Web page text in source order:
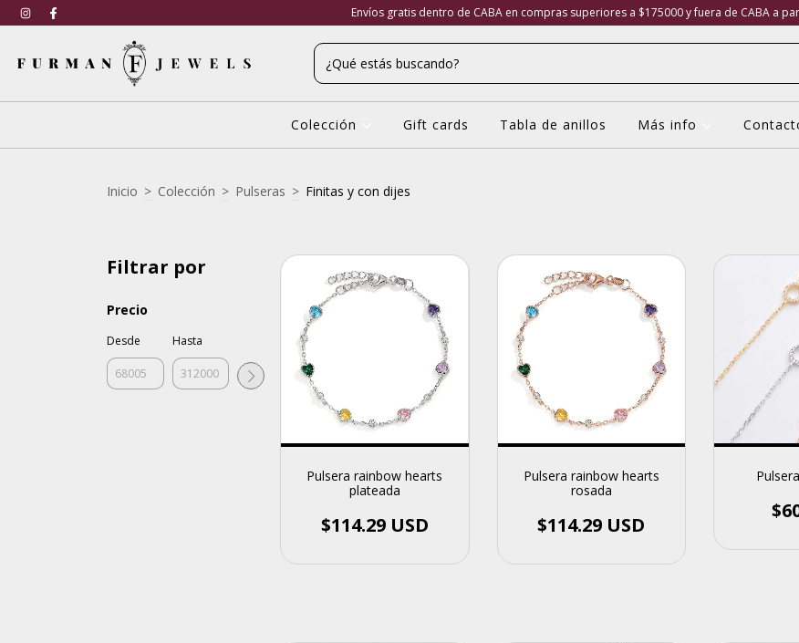
Envíos gratis dentro de CABA en compras superiores a $175000 y fuera de CABA a
Colección Gift cards Tabla de anillos Más info
Inicio > Colección > Pulseras > Finitas y con dijes
Filtrar por
Precio
Desde Hasta
Pulsera rainbow hearts
plateada
$114.29 USD
Pulsera rainbow hearts
rosada
$114.29 USD